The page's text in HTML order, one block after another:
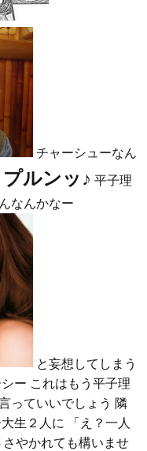
チャーシューなん
ルンッ♪ 平子理
なんかなー
と妄想してしまう
ー これはもう平子理
っていいでしょう 隣
生２人に 「え？一人
やかれても構いませ